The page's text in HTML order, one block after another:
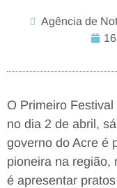
Agência de
O Primeiro
no dia 2 de abril,
governo do Acre é
pioneira na região,
é apresentar